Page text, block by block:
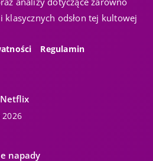
klasycznych odsłon tej kultowej
Regulamin
Netflix
napady